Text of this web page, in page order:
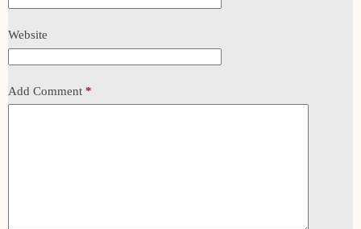
Website
Add Comment *